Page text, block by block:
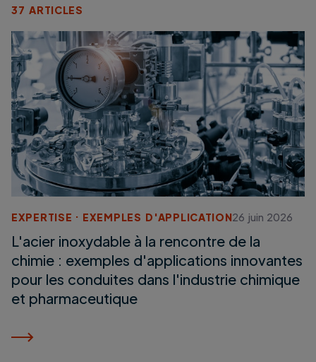
37 ARTICLES
EXPERTISE EXEMPLES D'APPLICATION26 juin 2026
L'acier inoxydable à la rencontre de la
chimie : exemples d'applications innovantes
pour les conduites dans l'industrie chimique
et pharmaceutique